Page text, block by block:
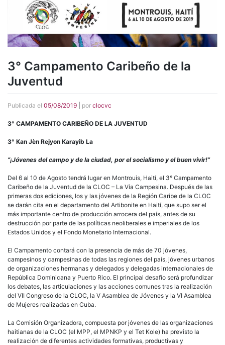
3° Campamento Caribeño de la
Juventud
Publicada el 05/08/2019 por clocvc
3° CAMPAMENTO CARIBEÑO DE LA JUVENTUD
3° Kan Jèn Rejyon Karayib La
“¡Jóvenes del campo y de la ciudad, por el socialismo y el buen vivir!”
Del 6 al 10 de Agosto tendrá lugar en Montrouis, Haití, el 3° Campamento
Caribeño de la Juventud de la CLOC – La Vía Campesina. Después de las
primeras dos ediciones, los y las jóvenes de la Región Caribe de la CLOC
se darán cita en el departamento del Artibonite en Haití, que supo ser el
más importante centro de producción arrocera del país, antes de su
destrucción por parte de las políticas neoliberales e imperiales de los
Estados Unidos y el Fondo Monetario Internacional.
El Campamento contará con la presencia de más de 70 jóvenes,
campesinos y campesinas de todas las regiones del país, jóvenes urbanos
de organizaciones hermanas y delegados y delegadas internacionales de
República Dominicana y Puerto Rico. El principal desafío será profundizar
los debates, las articulaciones y las acciones comunes tras la realización
del VII Congreso de la CLOC, la V Asamblea de Jóvenes y la VI Asamblea
de Mujeres realizadas en Cuba.
La Comisión Organizadora, compuesta por jóvenes de las organizaciones
haitianas de la CLOC (el MPP, el MPNKP y el Tet Kole) ha previsto la
realización de diferentes actividades formativas, productivas y